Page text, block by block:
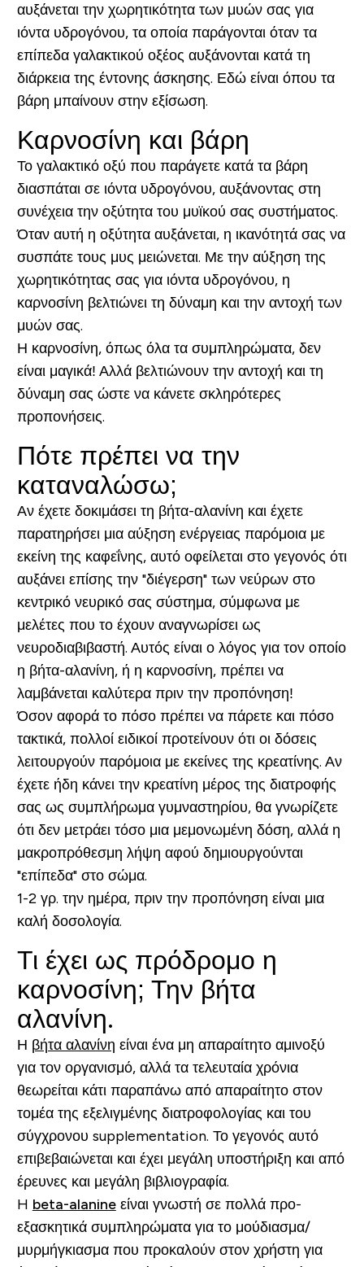
αυξάνεται την χωρητικότητα των μυών σας για
ιόντα υδρογόνου, τα οποία παράγονται όταν τα
επίπεδα γαλακτικού οξέος αυξάνονται κατά τη
διάρκεια της έντονης άσκησης. Εδώ είναι όπου τα
βάρη μπαίνουν στην εξίσωση.
Καρνοσίνη και βάρη
Το γαλακτικό οξύ που παράγετε κατά τα βάρη
διασπάται σε ιόντα υδρογόνου, αυξάνοντας στη
συνέχεια την οξύτητα του μυϊκού σας συστήματος.
Όταν αυτή η οξύτητα αυξάνεται, η ικανότητά σας να
συσπάτε τους μυς μειώνεται. Με την αύξηση της
χωρητικότητας σας για ιόντα υδρογόνου, η
καρνοσίνη βελτιώνει τη δύναμη και την αντοχή των
μυών σας.
Η καρνοσίνη, όπως όλα τα συμπληρώματα, δεν
είναι μαγικά! Αλλά βελτιώνουν την αντοχή και τη
δύναμη σας ώστε να κάνετε σκληρότερες
προπονήσεις.
Πότε πρέπει να την
καταναλώσω;
Αν έχετε δοκιμάσει τη βήτα-αλανίνη και έχετε
παρατηρήσει μια αύξηση ενέργειας παρόμοια με
εκείνη της καφεΐνης, αυτό οφείλεται στο γεγονός ότι
αυξάνει επίσης την "διέγερση" των νεύρων στο
κεντρικό νευρικό σας σύστημα, σύμφωνα με
μελέτες που το έχουν αναγνωρίσει ως
νευροδιαβιβαστή. Αυτός είναι ο λόγος για τον οποίο
η βήτα-αλανίνη, ή η καρνοσίνη, πρέπει να
λαμβάνεται καλύτερα πριν την προπόνηση!
Όσον αφορά το πόσο πρέπει να πάρετε και πόσο
τακτικά, πολλοί ειδικοί προτείνουν ότι οι δόσεις
λειτουργούν παρόμοια με εκείνες της κρεατίνης. Αν
έχετε ήδη κάνει την κρεατίνη μέρος της διατροφής
σας ως συμπλήρωμα γυμναστηρίου, θα γνωρίζετε
ότι δεν μετράει τόσο μια μεμονωμένη δόση, αλλά η
μακροπρόθεσμη λήψη αφού δημιουργούνται
"επίπεδα" στο σώμα.
1-2 γρ. την ημέρα, πριν την προπόνηση είναι μια
καλή δοσολογία.
Τι έχει ως πρόδρομο η
καρνοσίνη; Την βήτα
αλανίνη.
Η βήτα αλανίνη είναι ένα μη απαραίτητο αμινοξύ
για τον οργανισμό, αλλά τα τελευταία χρόνια
θεωρείται κάτι παραπάνω από απαραίτητο στον
τομέα της εξελιγμένης διατροφολογίας και του
σύγχρονου supplementation. Το γεγονός αυτό
επιβεβαιώνεται και έχει μεγάλη υποστήριξη και από
έρευνες και μεγάλη βιβλιογραφία.
H beta-alanineείναι γνωστή σε πολλά προ-
εξασκητικά συμπληρώματα για το μούδιασμα/
μυρμήγκιασμα που προκαλούν στον χρήστη για